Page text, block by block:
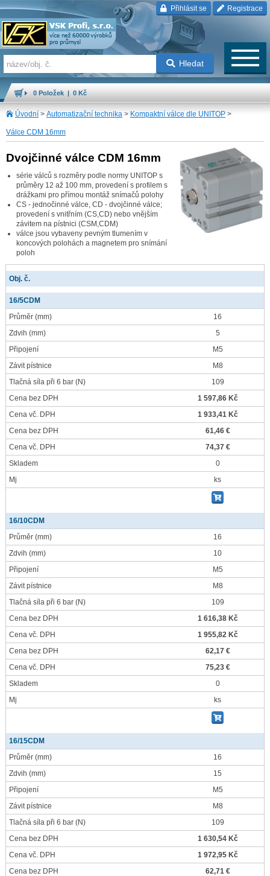
Přihlásit se Registrace
Hledat
0 Položek | 0 Kč
Úvodní > Automatizační technika > Kompaktní válce dle UNITOP >
Válce CDM 16mm
Dvojčinné válce CDM 16mm
série válců s rozměry podle normy UNITOP s
průměry 12 až 100 mm, provedení s profilem s
drážkami pro přímou montáž snímačů polohy
CS - jednočinné válce, CD - dvojčinné válce;
provedení s vnitřním (CS,CD) nebo vnějším
závitem na pístnici (CSM,CDM)
válce jsou vybaveny pevným tlumením v
koncových polohách a magnetem pro snímání
poloh
Obj. č.
16/5CDM
Průměr (mm)
16
Zdvih (mm)
5
Připojení
M5
Závit pístnice
M8
Tlačná síla při 6 bar (N)
109
Cena bez DPH
1 597,86 Kč
Cena vč. DPH
1 933,41 Kč
Cena bez DPH
61,46 €
Cena vč. DPH
74,37 €
Skladem
0
Mj
ks
16/10CDM
Průměr (mm)
16
Zdvih (mm)
10
Připojení
M5
Závit pístnice
M8
Tlačná síla při 6 bar (N)
109
Cena bez DPH
1 616,38 Kč
Cena vč. DPH
1 955,82 Kč
Cena bez DPH
62,17 €
Cena vč. DPH
75,23 €
Skladem
0
Mj
ks
16/15CDM
Průměr (mm)
16
Zdvih (mm)
15
Připojení
M5
Závit pístnice
M8
Tlačná síla při 6 bar (N)
109
Cena bez DPH
1 630,54 Kč
Cena vč. DPH
1 972,95 Kč
Cena bez DPH
62,71 €